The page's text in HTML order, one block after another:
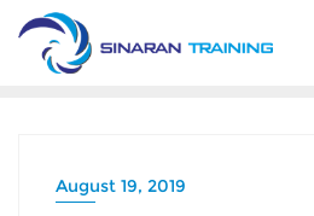
Skip
content
August 19, 2019